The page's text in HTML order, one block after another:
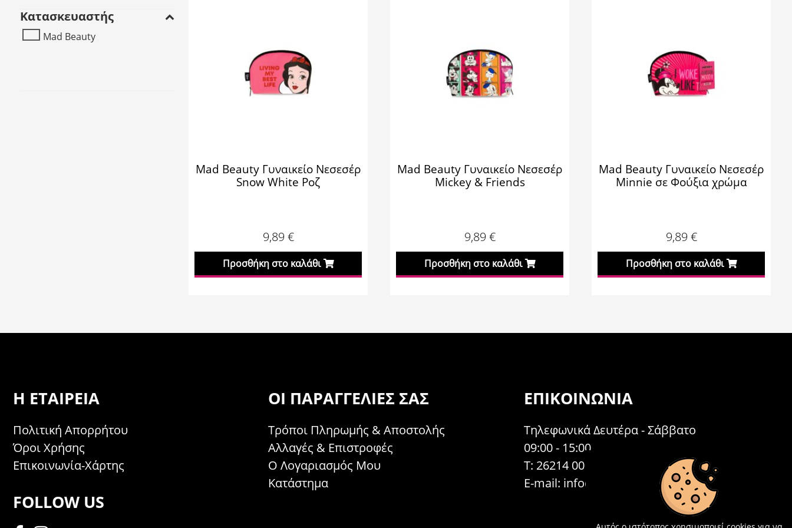
Κατασκευαστής
Mad Beauty
Mad Beauty Γυναικείο Νεσεσέρ
Snow White Ροζ
9,89 €
Προσθήκη στο καλάθι
Mad Beauty Γυναικείο Νεσεσέρ
Mickey & Friends
9,89 €
Προσθήκη στο καλάθι
Mad Beauty Γυναικείο Νεσεσέρ
Minnie σε Φούξια χρώμα
9,89 €
Προσθήκη στο καλάθι
Η ΕΤΑΙΡΕΊΑ
Πολιτική Απορρήτου
Όροι Χρήσης
Επικοινωνία-Χάρτης
FOLLOW US
ΟΙ ΠΑΡΑΓΓΕΛΊΕΣ ΣΑΣ
Τρόποι Πληρωμής & Αποστολής
Αλλαγές & Επιστροφές
Ο Λογαριασμός Μου
Κατάστημα
ΕΠΙΚΟΙΝΩΝΊΑ
Τηλεφωνικά Δευτέρα - Σάββατο
09:00 - 15:00
Τ: 26214 00104
E-mail: info@acosmetics.gr